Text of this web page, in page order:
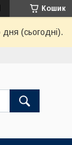
Кошик
(сьогодні).